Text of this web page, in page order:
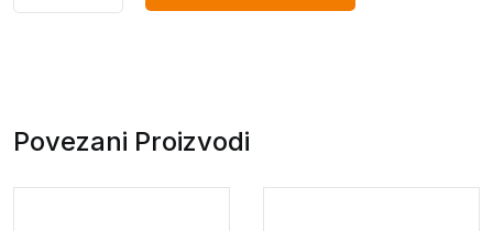
bijela*
Povezani Proizvodi